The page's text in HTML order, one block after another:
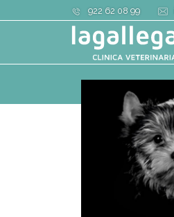
922 62 08 99